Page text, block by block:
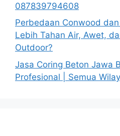
087839794608
Perbedaan Conwood
Lebih Tahan Air, Awet,
Outdoor?
Jasa Coring Beton Jawa
Profesional | Semua